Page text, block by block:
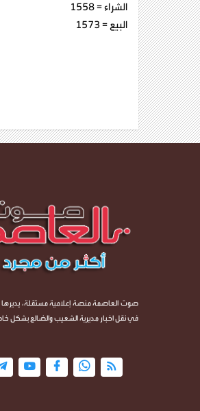
الشراء = 1558
البيع = 1573
صوت العاصمة منصة إعلامية مستقلة، يديرها
في نقل اخبار مديرية الشعيب والضالع بشكل